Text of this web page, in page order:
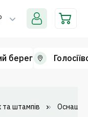
берег
штампів